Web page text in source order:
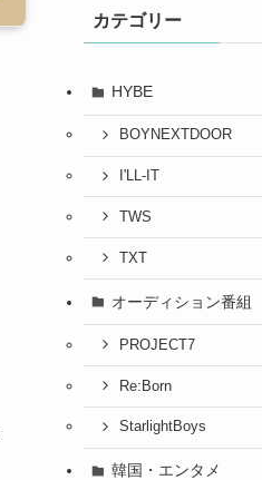
カテゴリー
HYBE
BOYNEXTDOOR
I'LL-IT
TWS
TXT
オーディション番組
PROJECT7
Re:Born
StarlightBoys
韓国・エンタメ